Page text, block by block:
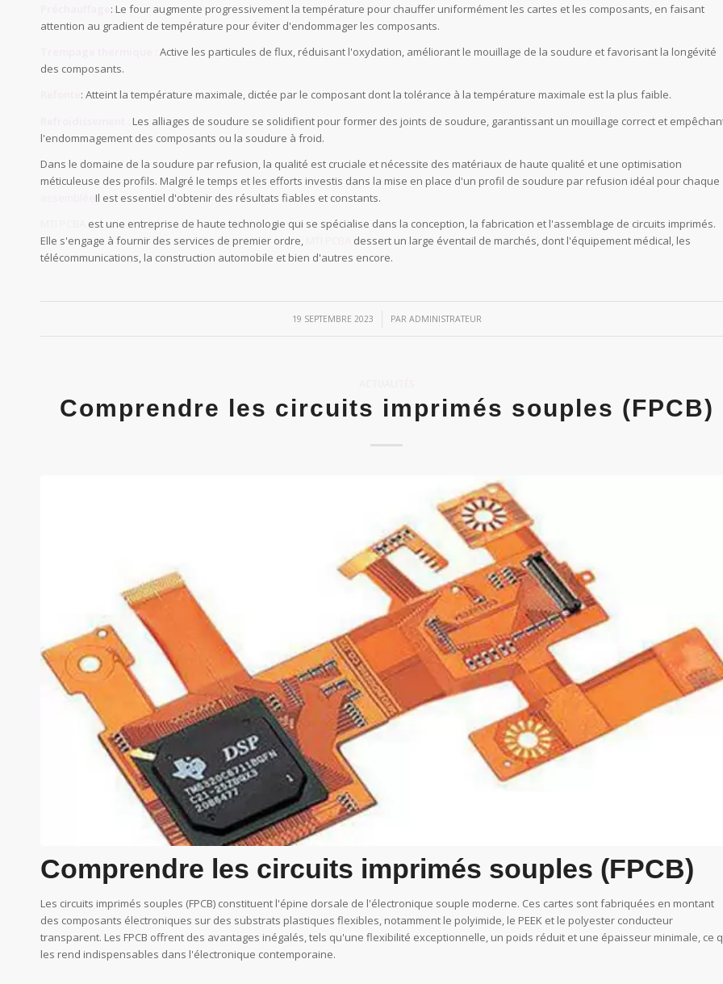
: Le four augmente progressivement la température pour chauffer uniformément les cartes et les composants, en faisant
attention au gradient de température pour éviter d'endommager les composants.
Active les particules de flux, réduisant l'oxydation, améliorant le mouillage de la soudure et favorisant la longévité
des composants.
: Atteint la température maximale, dictée par le composant dont la tolérance à la température maximale est la plus faible.
Les alliages de soudure se solidifient pour former des joints de soudure, garantissant un mouillage correct et
l'endommagement des composants ou la soudure à froid.
Dans le domaine de la soudure par refusion, la qualité est cruciale et nécessite des matériaux de haute qualité et une optimisation
méticuleuse des profils. Malgré le temps et les efforts investis dans la mise en place d'un profil de soudure par refusion idéal pour chaque
Il est essentiel d'obtenir des résultats fiables et constants.
est une entreprise de haute technologie qui se spécialise dans la conception, la fabrication et l'assemblage de circuits imprimés.
Elle s'engage à fournir des services de premier ordre,
dessert un large éventail de marchés, dont l'équipement médical, les
télécommunications, la construction automobile et bien d'autres encore.
19 SEPTEMBRE 2023
/ PAR ADMINISTRATEUR
Comprendre les circuits imprimés souples (FPCB)
Comprendre les circuits imprimés souples (FPCB)
Les circuits imprimés souples (FPCB) constituent l'épine dorsale de l'électronique souple moderne. Ces cartes sont fabriquées en montant
des composants électroniques sur des substrats plastiques flexibles, notamment le polyimide, le PEEK et le polyester conducteur
transparent. Les FPCB offrent des avantages inégalés, tels qu'une flexibilité exceptionnelle, un poids réduit et une épaisseur minimale, ce
les rend indispensables dans l'électronique contemporaine.